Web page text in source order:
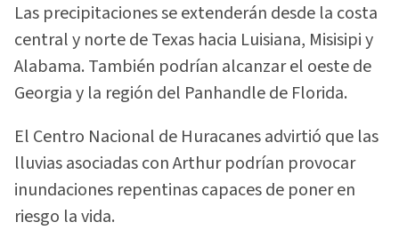
Las precipitaciones se extenderán desde la costa
central y norte de Texas hacia Luisiana, Misisipi y
Alabama. También podrían alcanzar el oeste de
Georgia y la región del Panhandle de Florida.
El Centro Nacional de Huracanes advirtió que las
lluvias asociadas con Arthur podrían provocar
inundaciones repentinas capaces de poner en
riesgo la vida.